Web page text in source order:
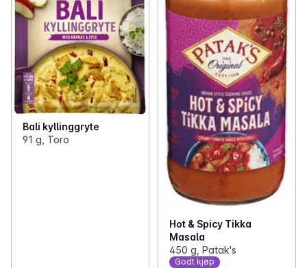
Bali kyllinggryte
91 g, Toro
Hot & Spicy Tikka
Masala
450 g, Patak's
Godt kjøp